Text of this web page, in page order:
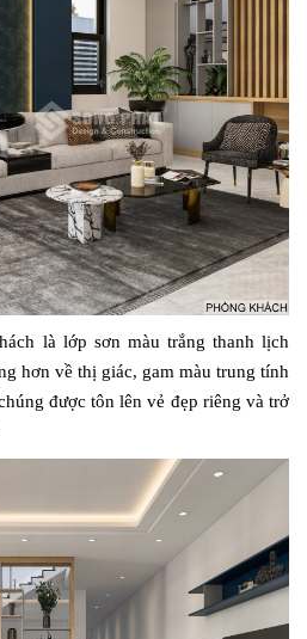
là lớp sơn màu trắng thanh lịch
hơn về thị giác, gam màu trung tính
được tôn lên vẻ đẹp riêng và trở